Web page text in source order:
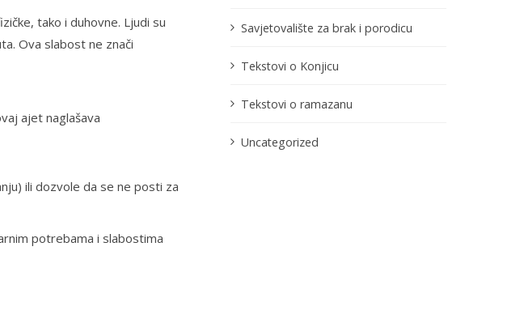
tako i duhovne. Ljudi su
Ova slabost ne znači
ajet naglašava
ili dozvole da se ne posti za
potrebama i slabostima
Savjetovalište za brak i porodicu
Tekstovi o Konjicu
Tekstovi o ramazanu
Uncategorized